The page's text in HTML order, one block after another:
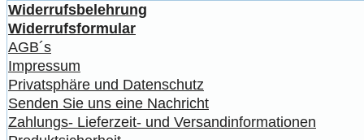
Widerrufsbelehrung
Widerrufsformular
AGB´s
Impressum
Privatsphäre und Datenschutz
Senden Sie uns eine Nachricht
Zahlungs- Lieferzeit- und Versandinformationen